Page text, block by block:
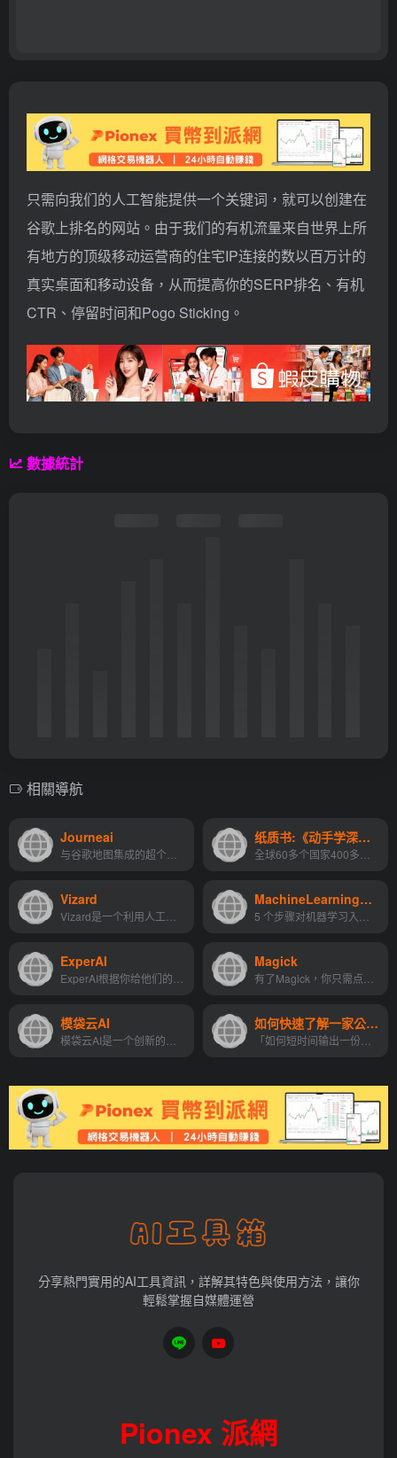
只需向我们的人工智能提供一个关键词，就可以创建在
谷歌上排名的网站。由于我们的有机流量来自世界上所
有地方的顶级移动运营商的住宅IP连接的数以百万计的
真实桌面和移动设备，从而提高你的SERP排名、有机
CTR、停留时间和Pogo Sticking。
數據統計
相關導航
Journeai 纸质书:《动手学深度学习》
Vizard MachineLearningMastery
ExperAI Magick
模袋云AI 如何快速了解一家公司？
分享熱門實用的AI工具資訊，詳解其特色與使用方法，讓你
輕鬆掌握自媒體運營
Pionex 派網